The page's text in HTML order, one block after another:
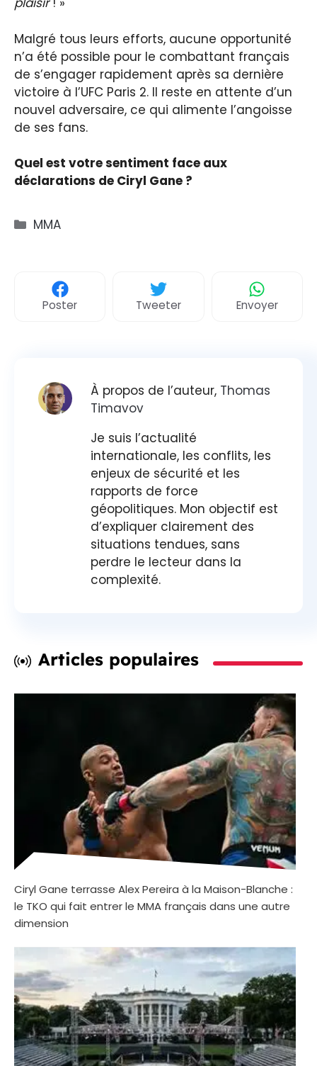
Malgré tous leurs efforts, aucune opportunité
n’a été possible pour le combattant français
de s’engager rapidement après sa dernière
victoire à l’UFC Paris 2. Il reste en attente d’un
nouvel adversaire, ce qui alimente l’angoisse
de ses fans.
Quel est votre sentiment face aux
déclarations de Ciryl Gane ?
Catégories
MMA
Poster Tweeter Envoyer
À propos de l’auteur, Thomas
Timavov
Je suis l’actualité
internationale, les conflits, les
enjeux de sécurité et les
rapports de force
géopolitiques. Mon objectif est
d’expliquer clairement des
situations tendues, sans
perdre le lecteur dans la
complexité.
Articles populaires
Ciryl Gane terrasse Alex Pereira à la Maison-Blanche :
le TKO qui fait entrer le MMA français dans une autre
dimension